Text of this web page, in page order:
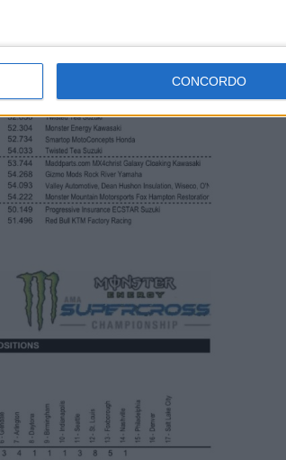
CONCORDO